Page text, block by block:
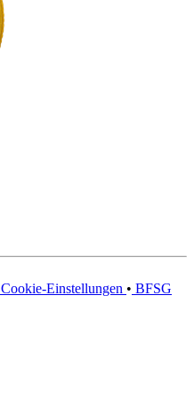
Cookie-Einstellungen • BFSG